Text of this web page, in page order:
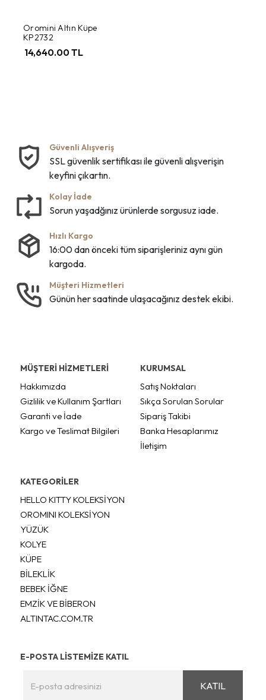
Oromini Altın Küpe
KP2732
14,640.00 TL
Güvenli Alışveriş
SSL güvenlik sertifikası ile güvenli alışverişin
keyfini çıkartın.
Kolay İade
Sorun yaşadğınız ürünlerde sorgusuz iade.
Hızlı Kargo
16:00 dan önceki tüm siparişleriniz aynı gün
kargoda.
Müşteri Hizmetleri
Günün her saatinde ulaşacağınız destek ekibi.
MÜŞTERİ HİZMETLERİ
Hakkımızda
Gizlilik ve Kullanım Şartları
Garanti ve İade
Kargo ve Teslimat Bilgileri
KURUMSAL
Satış Noktaları
Sıkça Sorulan Sorular
Sipariş Takibi
Banka Hesaplarımız
İletişim
KATEGORİLER
HELLO KITTY KOLEKSİYON
OROMINI KOLEKSİYON
YÜZÜK
KOLYE
KÜPE
BİLEKLİK
BEBEK İĞNE
EMZİK VE BİBERON
ALTINTAC.COM.TR
E-POSTA LİSTEMİZE KATIL
KATIL